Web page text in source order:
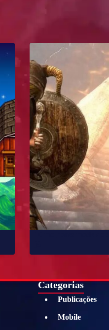
Categorias
Publicações
Mobile